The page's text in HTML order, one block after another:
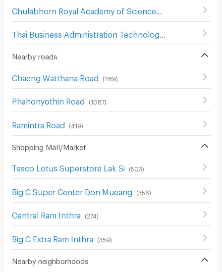
(
Nearby roads
Chaeng Watthana Road (289)
Phahonyothin Road (1087)
Ramintra Road (419)
Shopping Mall/Market
Tesco Lotus Superstore Lak Si (503)
Big C Super Center Don Mueang (356)
Central Ram Inthra (274 )
Big C Extra Ram Inthra (359)
Nearby neighborhoods